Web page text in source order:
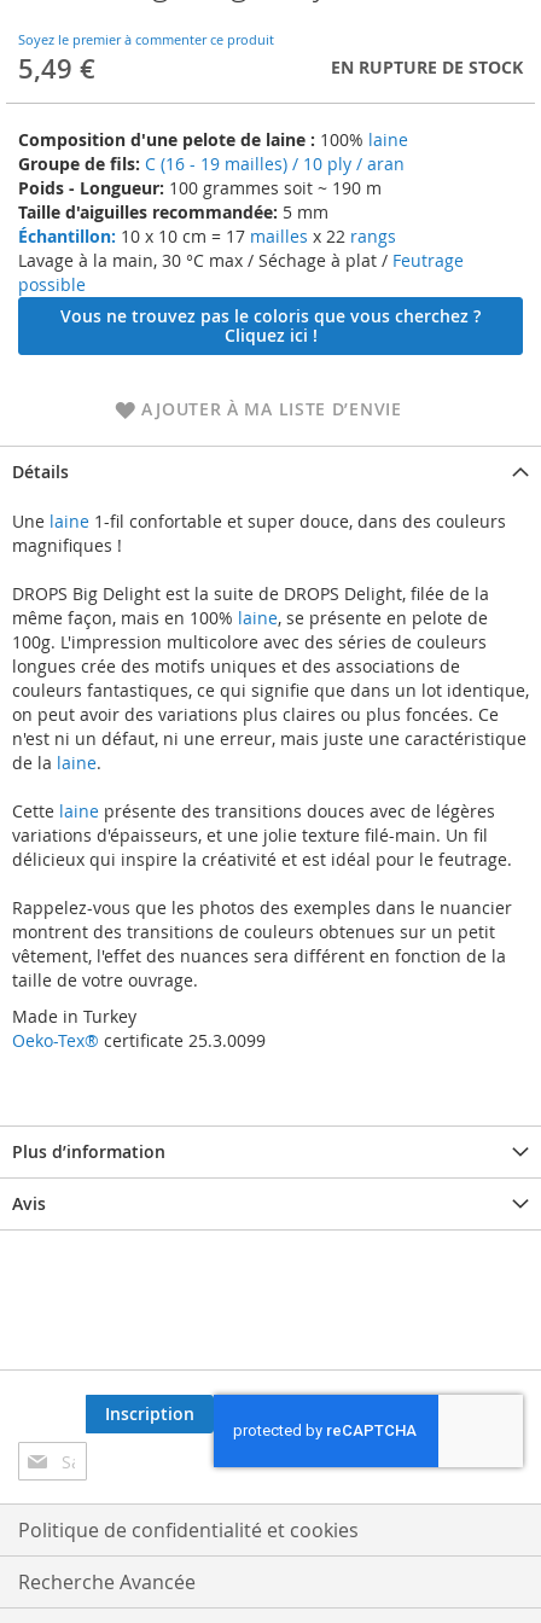
Soyez le premier à commenter ce produit
5,49 € EN RUPTURE DE STOCK
Composition d'une pelote de laine : 100% laine
Groupe de fils: C (16 - 19 mailles) / 10 ply / aran
Poids - Longueur: 100 grammes soit ~ 190 m
Taille d'aiguilles recommandée: 5 mm
Échantillon: 10 x 10 cm = 17 mailles x 22 rangs
Lavage à la main, 30 °C max / Séchage à plat / Feutrage
possible
Vous ne trouvez pas le coloris que vous cherchez ?
Cliquez ici !
AJOUTER À MA LISTE D’ENVIE
beginning
of
the
gallery
Détails
Une laine 1-fil confortable et super douce, dans des couleurs
magnifiques !
DROPS Big Delight est la suite de DROPS Delight, filée de la
même façon, mais en 100% laine, se présente en pelote de
100g. L'impression multicolore avec des séries de couleurs
longues crée des motifs uniques et des associations de
couleurs fantastiques, ce qui signifie que dans un lot identique,
on peut avoir des variations plus claires ou plus foncées. Ce
n'est ni un défaut, ni une erreur, mais juste une caractéristique
de la laine.
Cette laine présente des transitions douces avec de légères
variations d'épaisseurs, et une jolie texture filé-main. Un fil
délicieux qui inspire la créativité et est idéal pour le feutrage.
Rappelez-vous que les photos des exemples dans le nuancier
montrent des transitions de couleurs obtenues sur un petit
vêtement, l'effet des nuances sera différent en fonction de la
taille de votre ouvrage.
Made in Turkey
Oeko-Tex® certificate 25.3.0099
Plus d’information
Avis
Inscription
à
notre
lettre
d’information
:
Inscription
Politique de confidentialité et cookies
Recherche Avancée